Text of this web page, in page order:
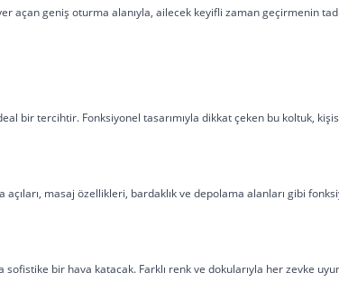
açan geniş oturma alanıyla, ailecek keyifli zaman geçirmenin
bir tercihtir. Fonksiyonel tasarımıyla dikkat çeken bu koltuk,
masaj özellikleri, bardaklık ve depolama alanları gibi
bir hava katacak. Farklı renk ve dokularıyla her zevke